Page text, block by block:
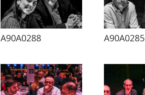
A90A0288 A90A0285